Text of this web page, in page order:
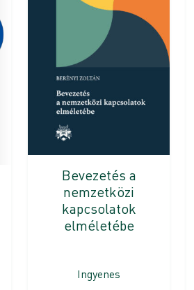
Bevezetés a
nemzetközi
kapcsolatok
elméletébe
Ingyenes